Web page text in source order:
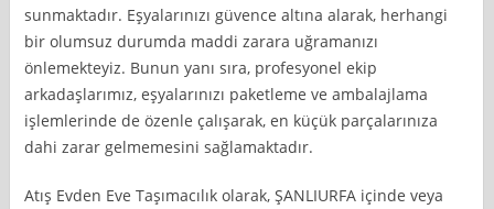
sunmaktadır. Eşyalarınızı güvence altına alarak, herhangi
bir olumsuz durumda maddi zarara uğramanızı
önlemekteyiz. Bunun yanı sıra, profesyonel ekip
arkadaşlarımız, eşyalarınızı paketleme ve ambalajlama
işlemlerinde de özenle çalışarak, en küçük parçalarınıza
dahi zarar gelmemesini sağlamaktadır.
Atış Evden Eve Taşımacılık olarak, ŞANLIURFA içinde veya